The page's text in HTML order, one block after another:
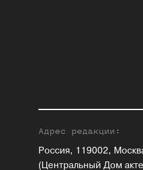
Адрес редакции:
Россия, 119002,
(Центральный Дом